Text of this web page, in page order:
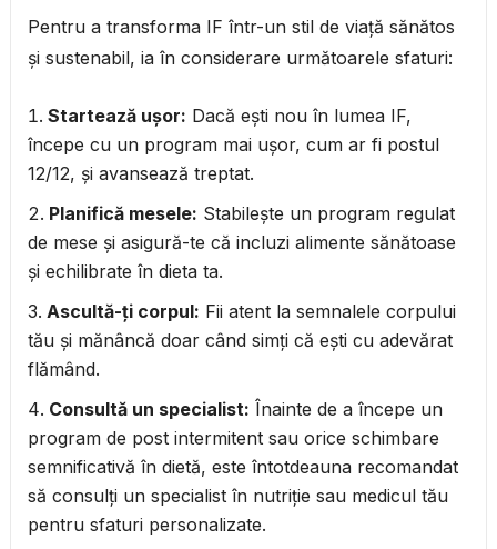
Pentru a transforma IF într-un stil de viață sănătos
și sustenabil, ia în considerare următoarele sfaturi:
Startează ușor: Dacă ești nou în lumea IF,
începe cu un program mai ușor, cum ar fi postul
12/12, și avansează treptat.
Planifică mesele: Stabilește un program regulat
de mese și asigură-te că incluzi alimente sănătoase
și echilibrate în dieta ta.
Ascultă-ți corpul: Fii atent la semnalele corpului
tău și mănâncă doar când simți că ești cu adevărat
flămând.
Consultă un specialist: Înainte de a începe un
program de post intermitent sau orice schimbare
semnificativă în dietă, este întotdeauna recomandat
să consulți un specialist în nutriție sau medicul tău
pentru sfaturi personalizate.